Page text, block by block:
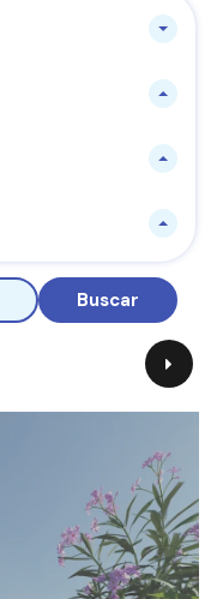
Buscar